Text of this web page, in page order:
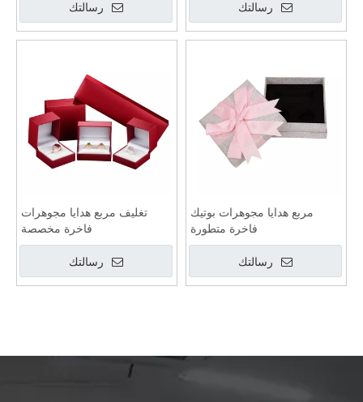
رسالتك رسالتك
تغليف مربع هدايا مجوهرات
فاخرة مخصصة
رسالتك
مربع هدايا مجوهرات بوتيك
فاخرة متطورة
رسالتك